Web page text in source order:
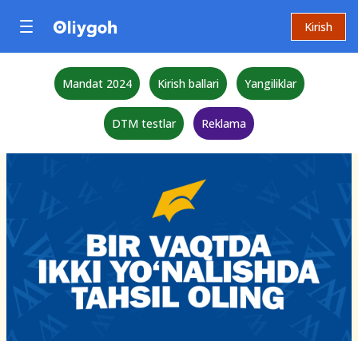
Kirish
Mandat 2024 Kirish ballari Yangiliklar
DTM testlar Reklama